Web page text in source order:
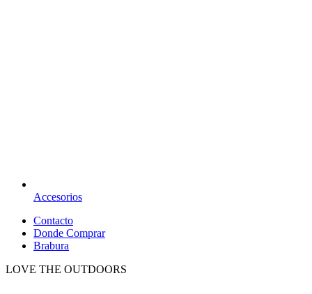
Accesorios
Contacto
Donde Comprar
Brabura
LOVE THE OUTDOORS